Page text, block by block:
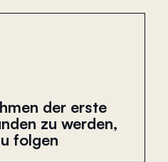
der erste
zu werden,
folgen